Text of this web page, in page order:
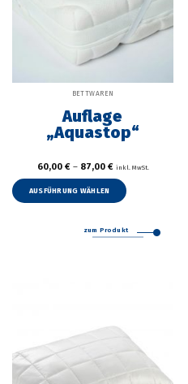
BETTWAREN
Auflage
„Aquastop“
60,00 €– 87,00 € inkl. MwSt.
AUSFÜHRUNG WÄHLEN
Varianten
zum Produkt